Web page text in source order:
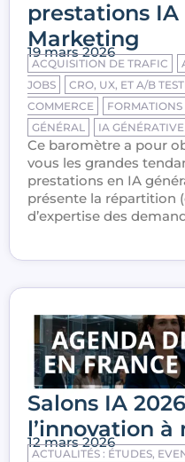
prestations
Marketing
19 mars 2026
ACQUISITION DE TRAFIC
JOBS
CRO, UX, ET A/B
COMMERCE
GÉNÉRAL
IA GÉNÉRATIVE
Ce baromètre a pour
vous les grandes
prestations en IA
présente la répartition
d’expertise des
Salons IA
l’innovation
12 mars 2026
ACTUALITÉS : ÉTUDES,